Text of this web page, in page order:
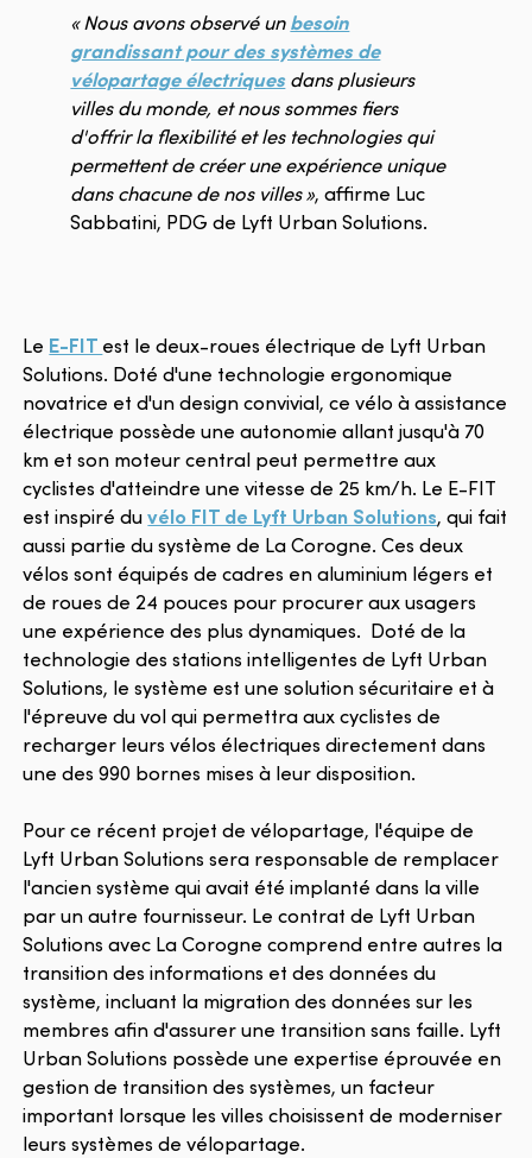
« Nous avons observé unbesoin
grandissant pour des systèmes de
vélopartage électriques dans plusieurs
villes du monde, et nous sommes fiers
d'offrir la flexibilité et les technologies qui
permettent de créer une expérience unique
dans chacune de nos villes », affirme Luc
Sabbatini, PDG de Lyft Urban Solutions.
Le E-FIT est le deux-roues électrique de Lyft Urban
Solutions. Doté d'une technologie ergonomique
novatrice et d'un design convivial, ce vélo à assistance
électrique possède une autonomie allant jusqu'à 70
km et son moteur central peut permettre aux
cyclistes d'atteindre une vitesse de 25 km/h. Le E-FIT
est inspiré duvélo FIT de Lyft Urban Solutions, qui fait
aussi partie du système de La Corogne. Ces deux
vélos sont équipés de cadres en aluminium légers et
de roues de 24 pouces pour procurer aux usagers
une expérience des plus dynamiques. Doté de la
technologie des stations intelligentes de Lyft Urban
Solutions, le système est une solution sécuritaire et à
l'épreuve du vol qui permettra aux cyclistes de
recharger leurs vélos électriques directement dans
une des 990 bornes mises à leur disposition.
Pour ce récent projet de vélopartage, l'équipe de
Lyft Urban Solutions sera responsable de remplacer
l'ancien système qui avait été implanté dans la ville
par un autre fournisseur. Le contrat de Lyft Urban
Solutions avec La Corogne comprend entre autres la
transition des informations et des données du
système, incluant la migration des données sur les
membres afin d'assurer une transition sans faille. Lyft
Urban Solutions possède une expertise éprouvée en
gestion de transition des systèmes, un facteur
important lorsque les villes choisissent de moderniser
leurs systèmes de vélopartage.